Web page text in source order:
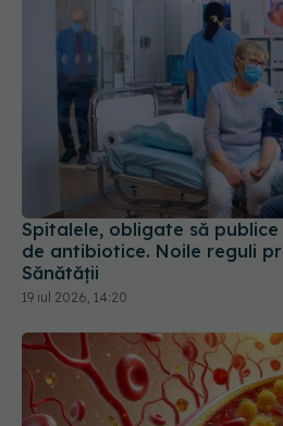
Spitalele, obligate să publice
de antibiotice. Noile reguli
Sănătății
19 iul 2026, 14:20